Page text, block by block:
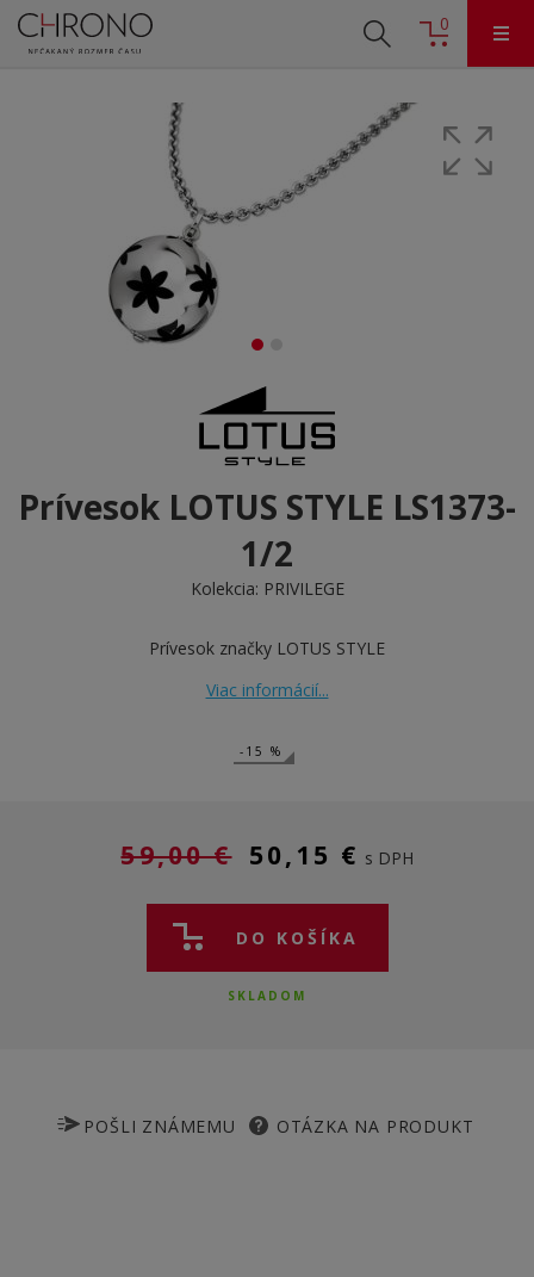
0
Prívesok LOTUS STYLE LS1373-
1/2
Kolekcia: PRIVILEGE
Prívesok značky LOTUS STYLE
Viac informácií...
-15 %
59,00 € 50,15 € s DPH
DO KOŠÍKA
SKLADOM
POŠLI ZNÁMEMU OTÁZKA NA PRODUKT